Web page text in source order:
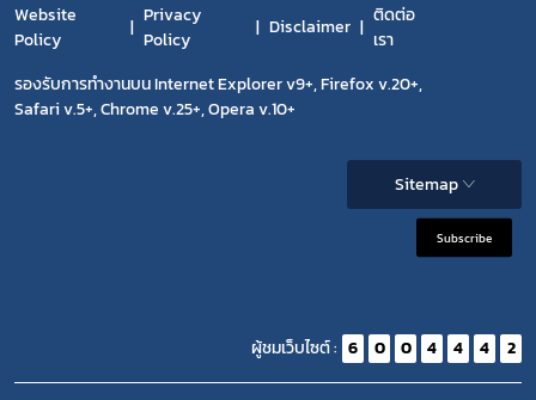
Website
Policy
Privacy
Policy
Disclaimer
ติดต่อ
เรา
รองรับการทำงานบน Internet Explorer v9+, Firefox v.20+,
Safari v.5+, Chrome v.25+, Opera v.10+
Sitemap
Subscribe
ผู้ชมเว็บไซต์ : 6 0 0 4 4 4 2